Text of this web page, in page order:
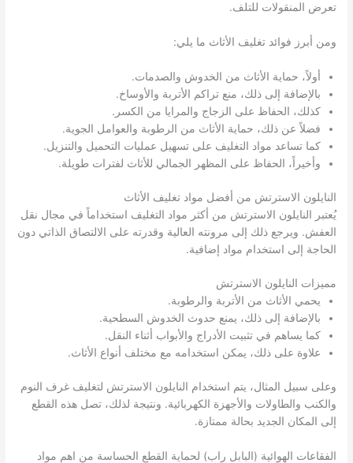
تعرض المنقولات للتلف.
ومن أبرز فوائد تغليف الأثاث ما يلي:
أولاً، حماية الأثاث من الخدوش والصدمات.
بالإضافة إلى ذلك، منع تراكم الأتربة والأوساخ.
كذلك، الحفاظ على الزجاج والمرايا من الكسر.
فضلاً عن ذلك، حماية الأثاث من الرطوبة والعوامل الجوية.
كما تساعد مواد التغليف على تسهيل عمليات التحميل والتنزيل.
وأخيراً، الحفاظ على المظهر الجمالي للأثاث لفترات طويلة.
النايلون الاسترتش من أفضل مواد تغليف الأثاث
يُعتبر النايلون الاسترتش من أكثر مواد التغليف استخداماً في مجال نقل
العفش. ويرجع ذلك إلى مرونته العالية وقدرته على الالتصاق الذاتي دون
الحاجة إلى استخدام مواد إضافية.
مميزات النايلون الاسترتش
يحمي الأثاث من الأتربة والرطوبة.
بالإضافة إلى ذلك، يمنع حدوث الخدوش السطحية.
كما يساهم في تثبيت الأدراج والأبواب أثناء النقل.
علاوة على ذلك، يمكن استخدامه مع مختلف أنواع الأثاث.
وعلى سبيل المثال، يتم استخدام النايلون الاسترتش لتغليف غرف النوم
والكنب والطاولات والأجهزة الكهربائية. ونتيجة لذلك، تصل هذه القطع
إلى المكان الجديد بحالة ممتازة.
الفقاعات الهوائية (البابل راب) لحماية القطع الحساسة من اهم مواد